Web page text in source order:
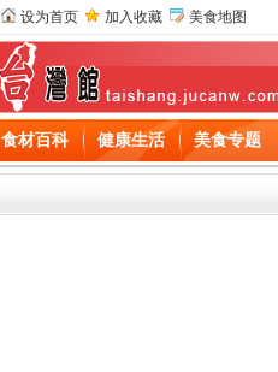
设为首页 加入收藏 美食地图
食材百科 健康生活 美食专题